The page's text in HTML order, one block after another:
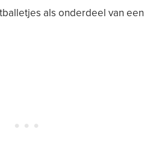
als onderdeel van een